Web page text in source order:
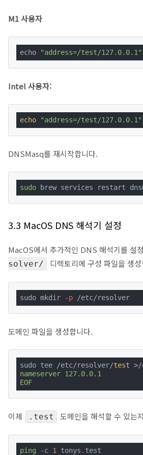
M1 사용자
echo "address=/test/127.0.0.1"
Intel 사용자:
echo "address=/test/127.0.0.1"
DNSMasq를 재시작합니다.
sudo brew services restart
3.3 MacOS DNS 해석기 설정
MacOS에서 추가적인 DNS 해석기를 설
solver/
디렉토리에 구성 파일을 생
sudo mkdir -p /etc/resolver
도메인 파일을 생성합니다.
sudo tee /etc/resolver/test
nameserver 127.0.0.1
EOF
이제 .test 도메인을 해석할 수 있는
ping -c 1 tonys.test